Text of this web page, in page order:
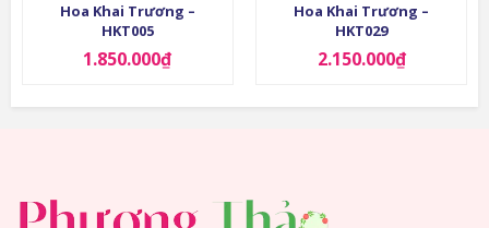
Hoa Khai Trương –
HKT005
1.850.000₫
Hoa Khai Trương –
HKT029
2.150.000₫